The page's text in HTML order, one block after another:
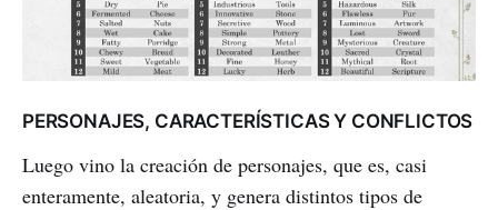
PERSONAJES, CARACTERÍSTICAS Y CONFLICTOS
Luego vino la creación de personajes, que es, casi
enteramente, aleatoria, y genera distintos tipos de